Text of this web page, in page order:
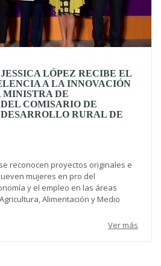
LÓPEZ RECIBE EL
A LA INNOVACIÓN
MINISTRA DE
COMISARIO DE
RURAL DE
reconocen proyectos originales e
mujeres en pro del
y el empleo en las áreas
Alimentación y Medio
Ver más